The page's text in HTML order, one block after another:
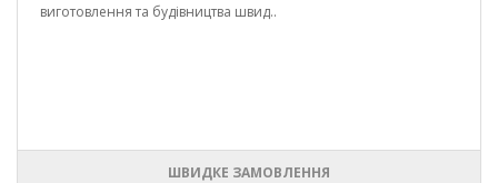
виготовлення та будівництва швид..
ШВИДКЕ ЗАМОВЛЕННЯ